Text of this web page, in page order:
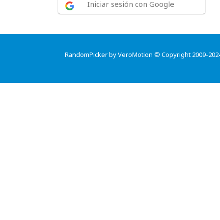
Iniciar sesión con Google
RandomPicker by VeroMotion © Copyright 2009-